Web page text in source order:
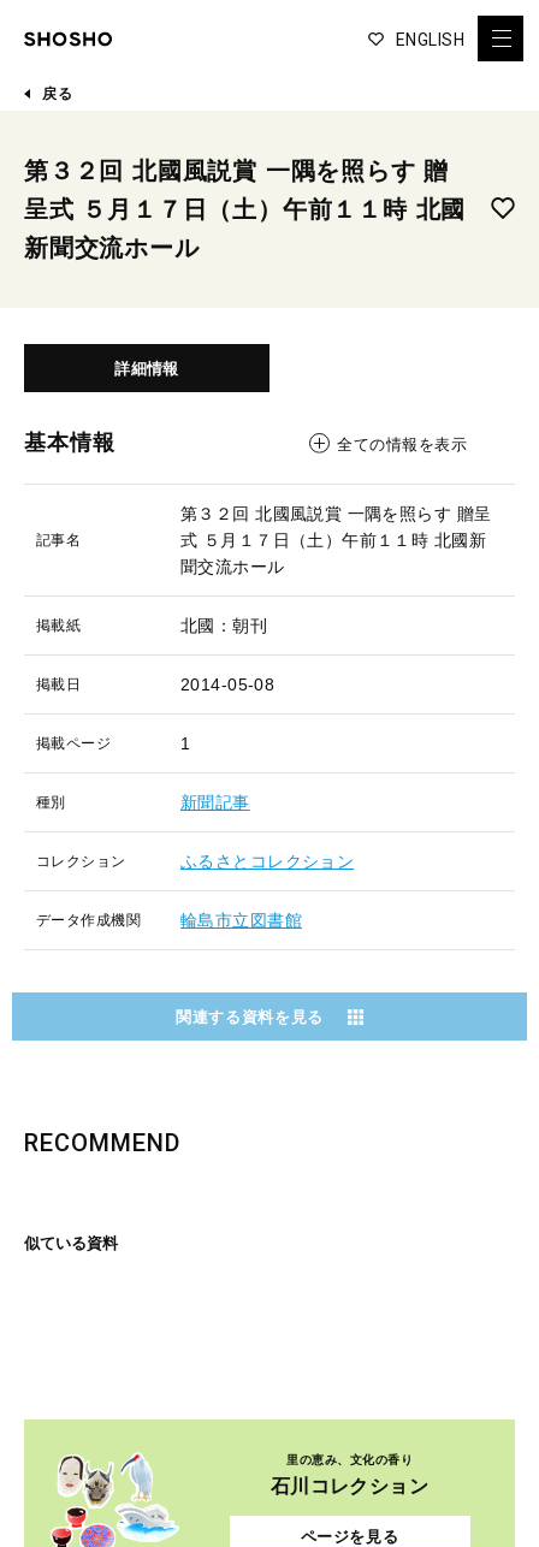
ENGLISH
戻る
第３２回 北國風説賞 一隅を照らす 贈
呈式 ５月１７日（土）午前１１時 北國
新聞交流ホール
詳細情報
基本情報 全ての情報を表示
記事名
第３２回 北國風説賞 一隅を照らす 贈呈
式 ５月１７日（土）午前１１時 北國新
聞交流ホール
掲載紙 北國：朝刊
掲載日 2014-05-08
掲載ページ 1
種別 新聞記事
コレクション ふるさとコレクション
データ作成機関 輪島市立図書館
関連する資料を見る
RECOMMEND
似ている資料
里の恵み、文化の香り
石川コレクション
ページを見る